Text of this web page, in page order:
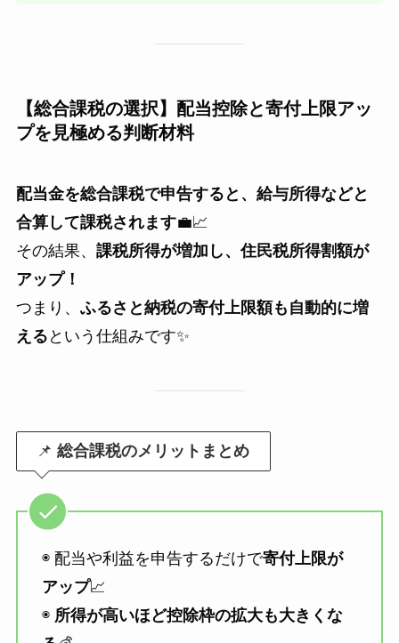
【総合課税の選択】配当控除と寄付上限アッ
プを見極める判断材料
配当金を総合課税で申告すると、給与所得などと
合算して課税されます💼📈
その結果、 課税所得が増加し、住民税所得割額が
アップ！
つまり、 ふるさと納税の寄付上限額も自動的に増
える という仕組みです✨
📌 総合課税のメリットまとめ
◉ 配当や利益を申告するだけで寄付上限が
アップ📈
◉ 所得が高いほど控除枠の拡大も大きくな